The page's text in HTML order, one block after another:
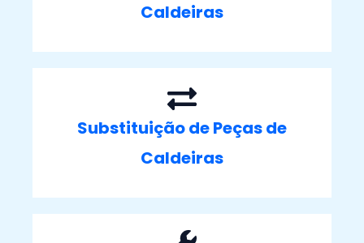
Caldeiras
Substituição de Peças de
Caldeiras